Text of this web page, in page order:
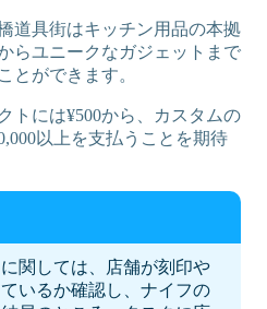
道具街はキッチン用品の本拠
らユニークなガジェットまで
とができます。
トには¥500から、カスタムの
以上を支払うことを期待
関しては、店舗が刻印や
いるか確認し、ナイフの